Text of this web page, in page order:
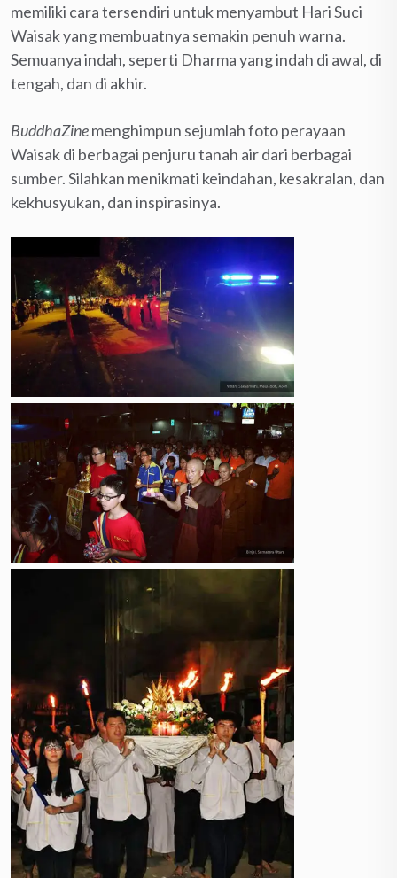
memiliki cara tersendiri untuk menyambut Hari Suci
Waisak yang membuatnya semakin penuh warna.
Semuanya indah, seperti Dharma yang indah di awal, di
tengah, dan di akhir.
BuddhaZinemenghimpun sejumlah foto perayaan
Waisak di berbagai penjuru tanah air dari berbagai
sumber. Silahkan menikmati keindahan, kesakralan, dan
kekhusyukan, dan inspirasinya.